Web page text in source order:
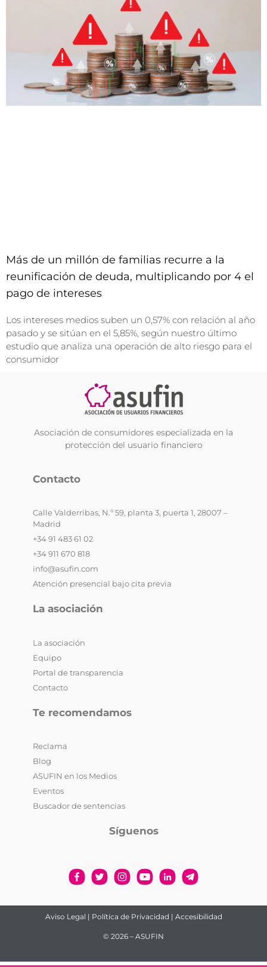
Más de un millón de familias recurre a la
reunificación de deuda, multiplicando por 4 el
pago de intereses
Los intereses medios suben un 0,57% con relación al año
pasado y se sitúan en el 5,85%, según nuestro último
estudio que analiza una operación de alto riesgo para el
consumidor
Asociación de consumidores especializada en la
protección del usuario financiero
Contacto
Calle Valderribas, N.º 59, planta 3, puerta 1, 28007 –
Madrid
+34 91 483 61 02
+34 911 670 818
info@asufin.com
Atención presencial bajo cita previa
La asociación
La asociación
Equipo
Portal de transparencia
Contacto
Te recomendamos
Reclama
Blog
ASUFIN en los Medios
Eventos
Buscador de sentencias
Síguenos
Aviso Legal | Política de Privacidad | Accesibilidad
© 2026 – ASUFIN